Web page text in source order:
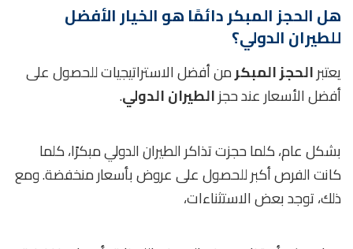
هل الحجز المبكر دائمًا هو الخيار الأفضل
للطيران الدولي؟
يعتبرالحجز المبكرمن أفضل الاستراتيجيات للحصول على
أفضل الأسعار عند حجزالطيران الدولي.
بشكل عام، كلما حجزت تذاكر الطيران الدولي مبكرًا، كلما
كانت الفرص أكبر للحصول على عروض بأسعار منخفضة. ومع
ذلك، توجد بعض الاستثناءات،